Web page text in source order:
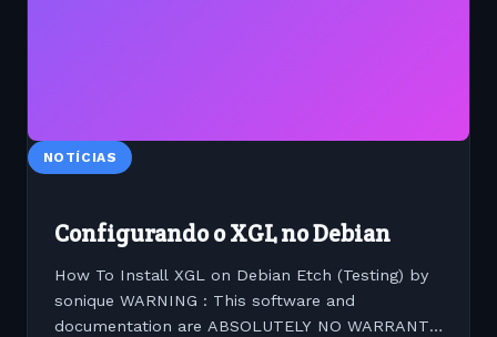
NOTÍCIAS
Configurando o XGL no Debian
How To Install XGL on Debian Etch (Testing) by
sonique WARNING : This software and
documentation are ABSOLUTELY NO WARRANTY,